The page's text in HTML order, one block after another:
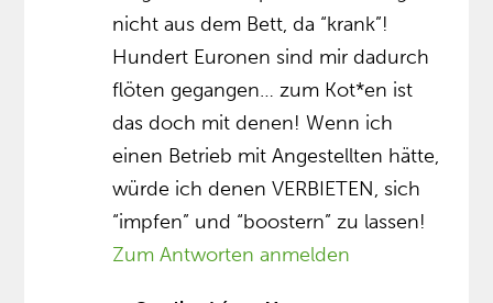
nicht aus dem Bett, da “krank”!
Hundert Euronen sind mir dadurch
flöten gegangen… zum Kot*en ist
das doch mit denen! Wenn ich
einen Betrieb mit Angestellten hätte,
würde ich denen VERBIETEN, sich
“impfen” und “boostern” zu lassen!
Zum Antworten anmelden